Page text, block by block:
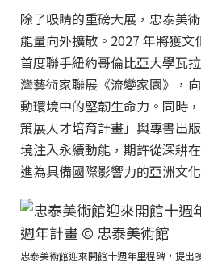
除了吸睛的重磅大展，忠泰美
能量向外擴散。2027 年將獲文
首度聯手紐約哥倫比亞大學瓦
灣藝術家聯展《流變家園》，
動環境中的堅韌生命力。同時
策展人才培育計畫」與專書出
境注入永續動能，期許從深耕
進為具備國際影響力的亞洲文
忠泰美術館迎來開館十週年里程碑，提